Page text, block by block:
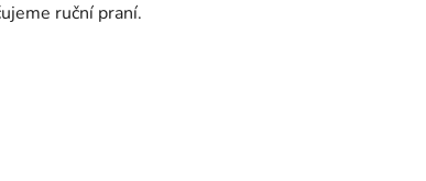
ruční praní.